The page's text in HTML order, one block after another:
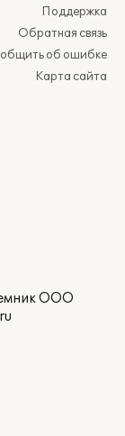
Поддержка
Обратная связь
об ошибке
Карта сайта
ООО